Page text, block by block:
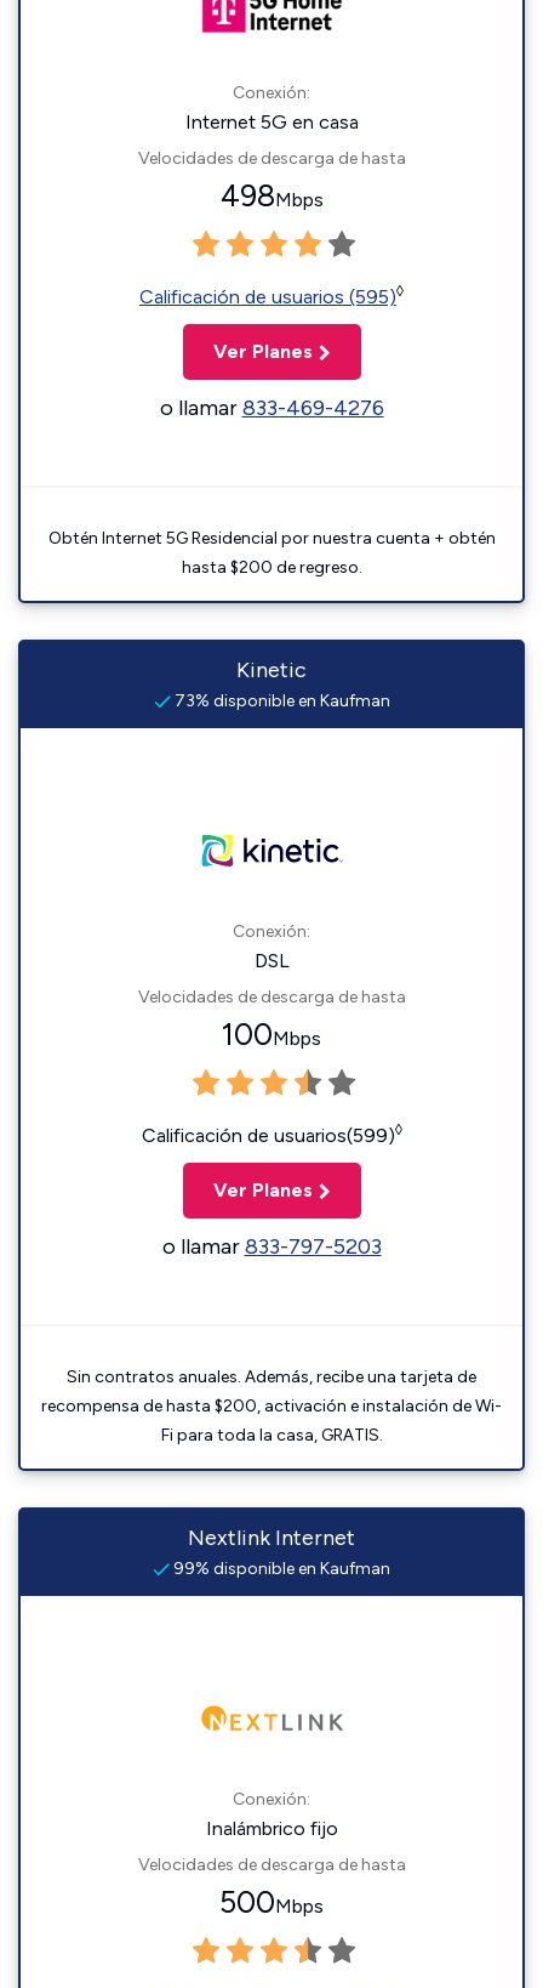
Conexión:
Internet 5G en casa
Velocidades de descarga de hasta
498Mbps
Calificación de usuarios (595)◊
Ver Planes
o llamar833-469-4276
Obtén Internet 5G Residencial por nuestra cuenta + obtén
hasta $200 de regreso.
Kinetic
73% disponible en Kaufman
Conexión:
DSL
Velocidades de descarga de hasta
100Mbps
Calificación de usuarios(599)◊
Ver Planes
o llamar833-797-5203
Sin contratos anuales. Además, recibe una tarjeta de
recompensa de hasta $200, activación e instalación de Wi-
Fi para toda la casa, GRATIS.
Nextlink Internet
99% disponible en Kaufman
Conexión:
Inalámbrico fijo
Velocidades de descarga de hasta
500Mbps